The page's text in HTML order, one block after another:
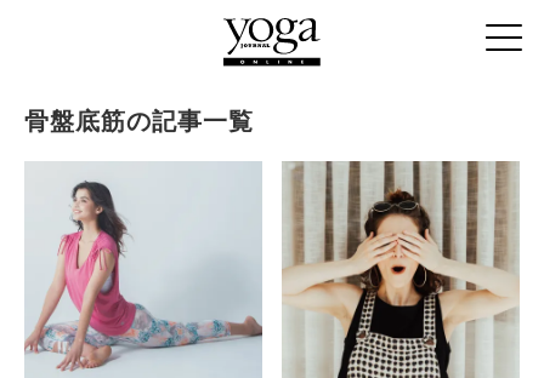
骨盤底筋の記事一覧